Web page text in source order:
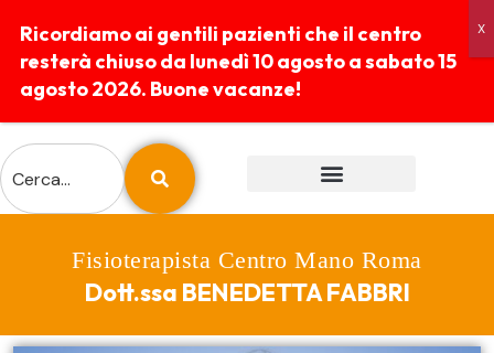
Fisioterapista Centro Mano Roma
Dott.ssa BENEDETTA FABBRI
Ricordiamo ai gentili pazienti che il centro
resterà chiuso da lunedì 10 agosto a sabato 15
agosto 2026. Buone vacanze!